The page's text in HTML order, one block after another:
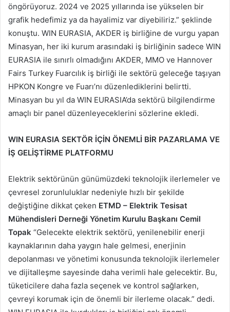
öngörüyoruz. 2024 ve 2025 yıllarında ise yükselen bir
grafik hedefimiz ya da hayalimiz var diyebiliriz.” şeklinde
konuştu. WIN EURASIA, AKDER iş birliğine de vurgu yapan
Minasyan, her iki kurum arasındaki iş birliğinin sadece WIN
EURASIA ile sınırlı olmadığını AKDER, MMO ve Hannover
Fairs Turkey Fuarcılık iş birliği ile sektörü geleceğe taşıyan
HPKON Kongre ve Fuarı’nı düzenlediklerini belirtti.
Minasyan bu yıl da WIN EURASIA’da sektörü bilgilendirme
amaçlı bir panel düzenleyeceklerini sözlerine ekledi.
WIN EURASIA SEKTÖR İÇİN ÖNEMLİ BİR PAZARLAMA VE
İŞ GELİŞTİRME PLATFORMU
Elektrik sektörünün günümüzdeki teknolojik ilerlemeler ve
çevresel zorunluluklar nedeniyle hızlı bir şekilde
değiştiğine dikkat çeken ETMD – Elektrik Tesisat
Mühendisleri Derneği Yönetim Kurulu Başkanı Cemil
Topak “Gelecekte elektrik sektörü, yenilenebilir enerji
kaynaklarının daha yaygın hale gelmesi, enerjinin
depolanması ve yönetimi konusunda teknolojik ilerlemeler
ve dijitalleşme sayesinde daha verimli hale gelecektir. Bu,
tüketicilere daha fazla seçenek ve kontrol sağlarken,
çevreyi korumak için de önemli bir ilerleme olacak.” dedi.